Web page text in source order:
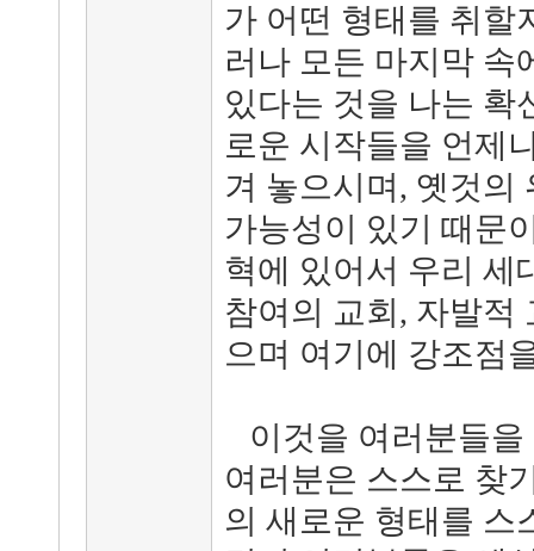
가 어떤 형태를 취할
러나 모든 마지막 속
있다는 것을 나는 확
로운 시작들을 언제
겨 놓으시며, 옛것의
가능성이 있기 때문
혁에 있어서 우리 세
참여의 교회, 자발적
으며 여기에 강조점
이것을 여러분들을
여러분은 스스로 찾
의 새로운 형태를 스